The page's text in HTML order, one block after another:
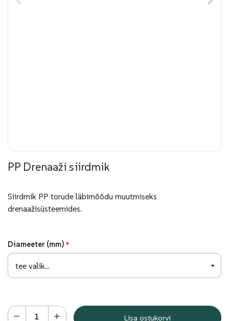
PP Drenaaži siirdmik
Siirdmik PP torude läbimõõdu muutmiseks
drenaažisüsteemides.
Diameeter (mm)
Lisa ostukorvi